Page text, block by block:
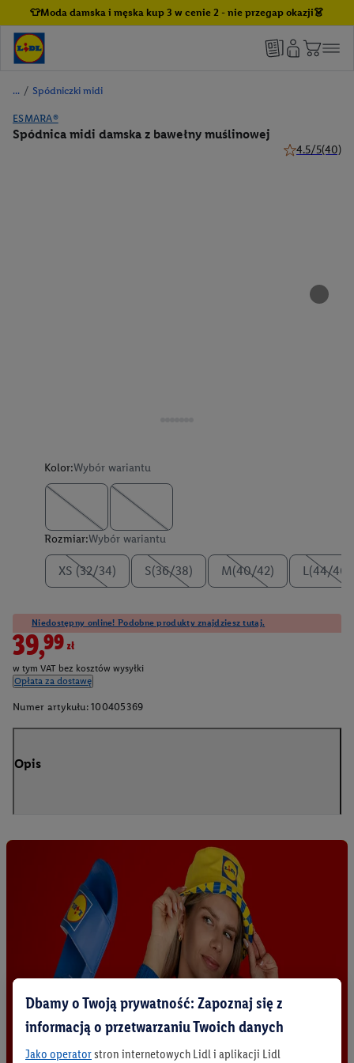
👕Moda damska i męska kup 3 w cenie 2 - nie przegap okazji👗
/ Spódniczki midi
ESMARA®
Spódnica midi damska z bawełny muślinowej
4.5/5(40)
Kolor:Wybór wariantu
Rozmiar:Wybór wariantu
XS (32/34) S(36/38) M(40/42) L(44/46)
Niedostępny online! Podobne produkty znajdziesz tutaj.
39,99zł
w tym VAT bez kosztów wysyłki
Opłata za dostawę
Numer artykułu: 100405369
Opis
Dbamy o Twoją prywatność: Zapoznaj się z
informacją o przetwarzaniu Twoich danych
Jako operatorstron internetowych Lidl i aplikacji Lidl